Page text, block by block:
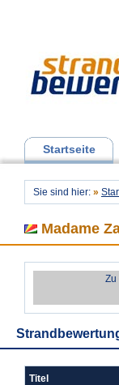
Startseite
Sie sind hier: »
Madame
Zu
Titel